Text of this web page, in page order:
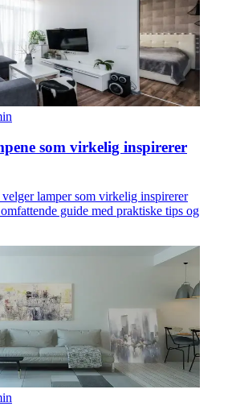
som virkelig inspirerer
lamper som virkelig inspirerer
guide med praktiske tips og